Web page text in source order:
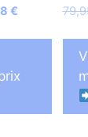
€.
€
actuel
39,98 €.